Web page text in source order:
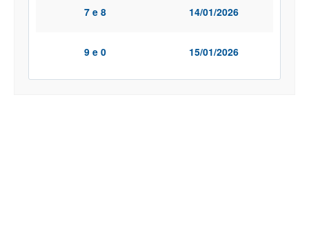
7 e 8 14/01/2026
9 e 0 15/01/2026